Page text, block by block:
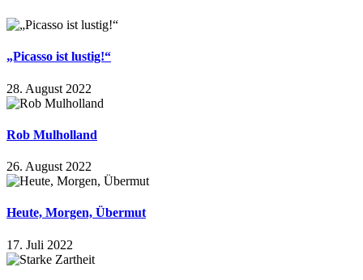
„Picasso ist lustig!“
28. August 2022
Rob Mulholland
26. August 2022
Heute, Morgen, Übermut
17. Juli 2022